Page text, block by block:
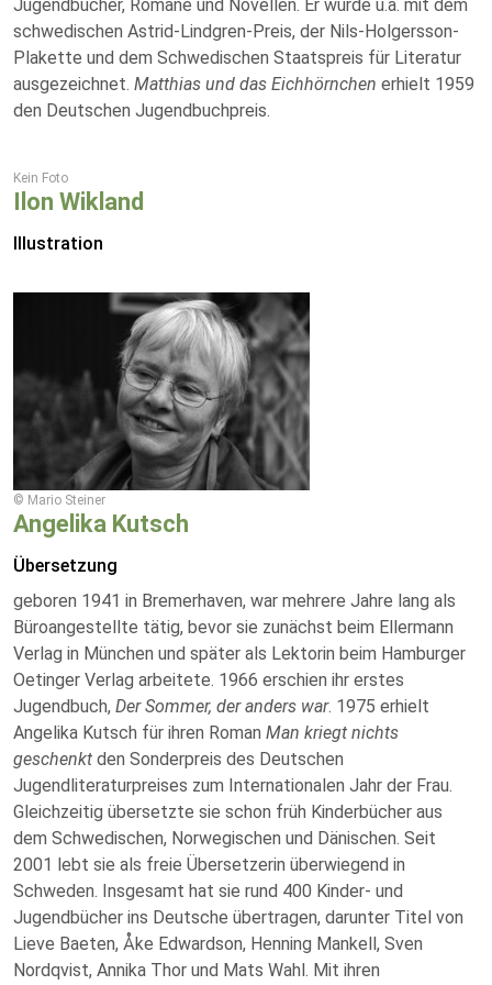
Jugendbücher, Romane und Novellen. Er wurde u.a. mit dem
schwedischen Astrid-Lindgren-Preis, der Nils-Holgersson-
Plakette und dem Schwedischen Staatspreis für Literatur
ausgezeichnet. Matthias und das Eichhörnchen erhielt 1959
den Deutschen Jugendbuchpreis.
Kein Foto
Ilon Wikland
Illustration
© Mario Steiner
Angelika Kutsch
Übersetzung
geboren 1941 in Bremerhaven, war mehrere Jahre lang als
Büroangestellte tätig, bevor sie zunächst beim Ellermann
Verlag in München und später als Lektorin beim Hamburger
Oetinger Verlag arbeitete. 1966 erschien ihr erstes
Jugendbuch, Der Sommer, der anders war. 1975 erhielt
Angelika Kutsch für ihren Roman Man kriegt nichts
geschenkt den Sonderpreis des Deutschen
Jugendliteraturpreises zum Internationalen Jahr der Frau.
Gleichzeitig übersetzte sie schon früh Kinderbücher aus
dem Schwedischen, Norwegischen und Dänischen. Seit
2001 lebt sie als freie Übersetzerin überwiegend in
Schweden. Insgesamt hat sie rund 400 Kinder- und
Jugendbücher ins Deutsche übertragen, darunter Titel von
Lieve Baeten, Åke Edwardson, Henning Mankell, Sven
Nordqvist, Annika Thor und Mats Wahl. Mit ihren